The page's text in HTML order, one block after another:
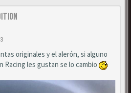
originales y el alerón, si alguno
Racing les gustan se lo cambio